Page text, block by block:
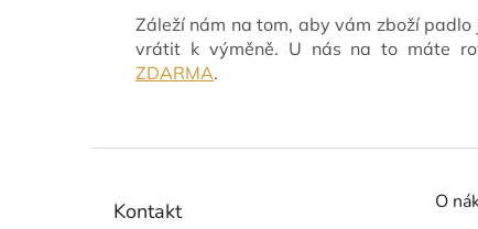
Záleží nám na tom, aby vám zboží
vrátit k výměně. U nás na to máte
ZDARMA.
Kontakt O